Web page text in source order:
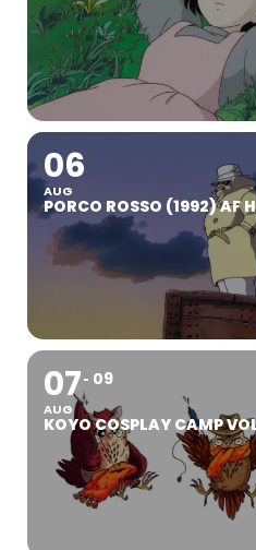
06
AUG
PORCO ROSSO (1992) AF
07
AUG
09
KOYO COSPLAY CAMP